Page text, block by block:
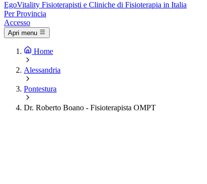
EgoVitality Fisioterapisti e Cliniche di Fisioterapia in Italia
Per Provincia
Accesso
Apri menu
Home
Alessandria
Pontestura
Dr. Roberto Boano - Fisioterapista OMPT